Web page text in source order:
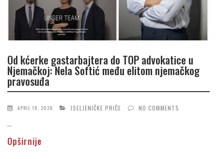
Od kćerke gastarbajtera do TOP advokatice u
Njemačkoj: Nela Softić među elitom njemačkog
pravosuđa
APRIL 18, 2026 ISELJENIČKE PRIČE NO COMMENTS
...
Opširnije